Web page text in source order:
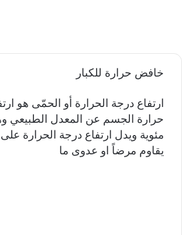
خافض حرارة للكبار
ارتفاع درجة الحرارة أو الحمّى هو
مئوية ويدل ارتفاع درجة الحرارة
يقاوم مرضاً او عدوى ما